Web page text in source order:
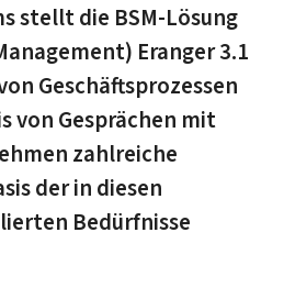
stellt die BSM-Lösung
Eranger 3.1
Geschäftsprozessen
von Gesprächen mit
zahlreiche
der in diesen
Bedürfnisse